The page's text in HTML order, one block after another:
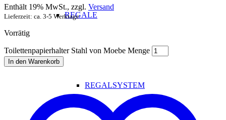
REGALE
REGALSYSTEM
Enthält 19% MwSt., zzgl. Versand
Lieferzeit: ca. 3-5 Werktage
Vorrätig
Toilettenpapierhalter Stahl von Moebe Menge
In den Warenkorb